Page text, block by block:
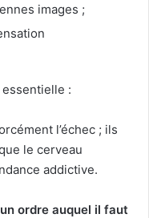
images ;
:
l’échec ; ils
le cerveau
addictive.
ordre auquel il faut